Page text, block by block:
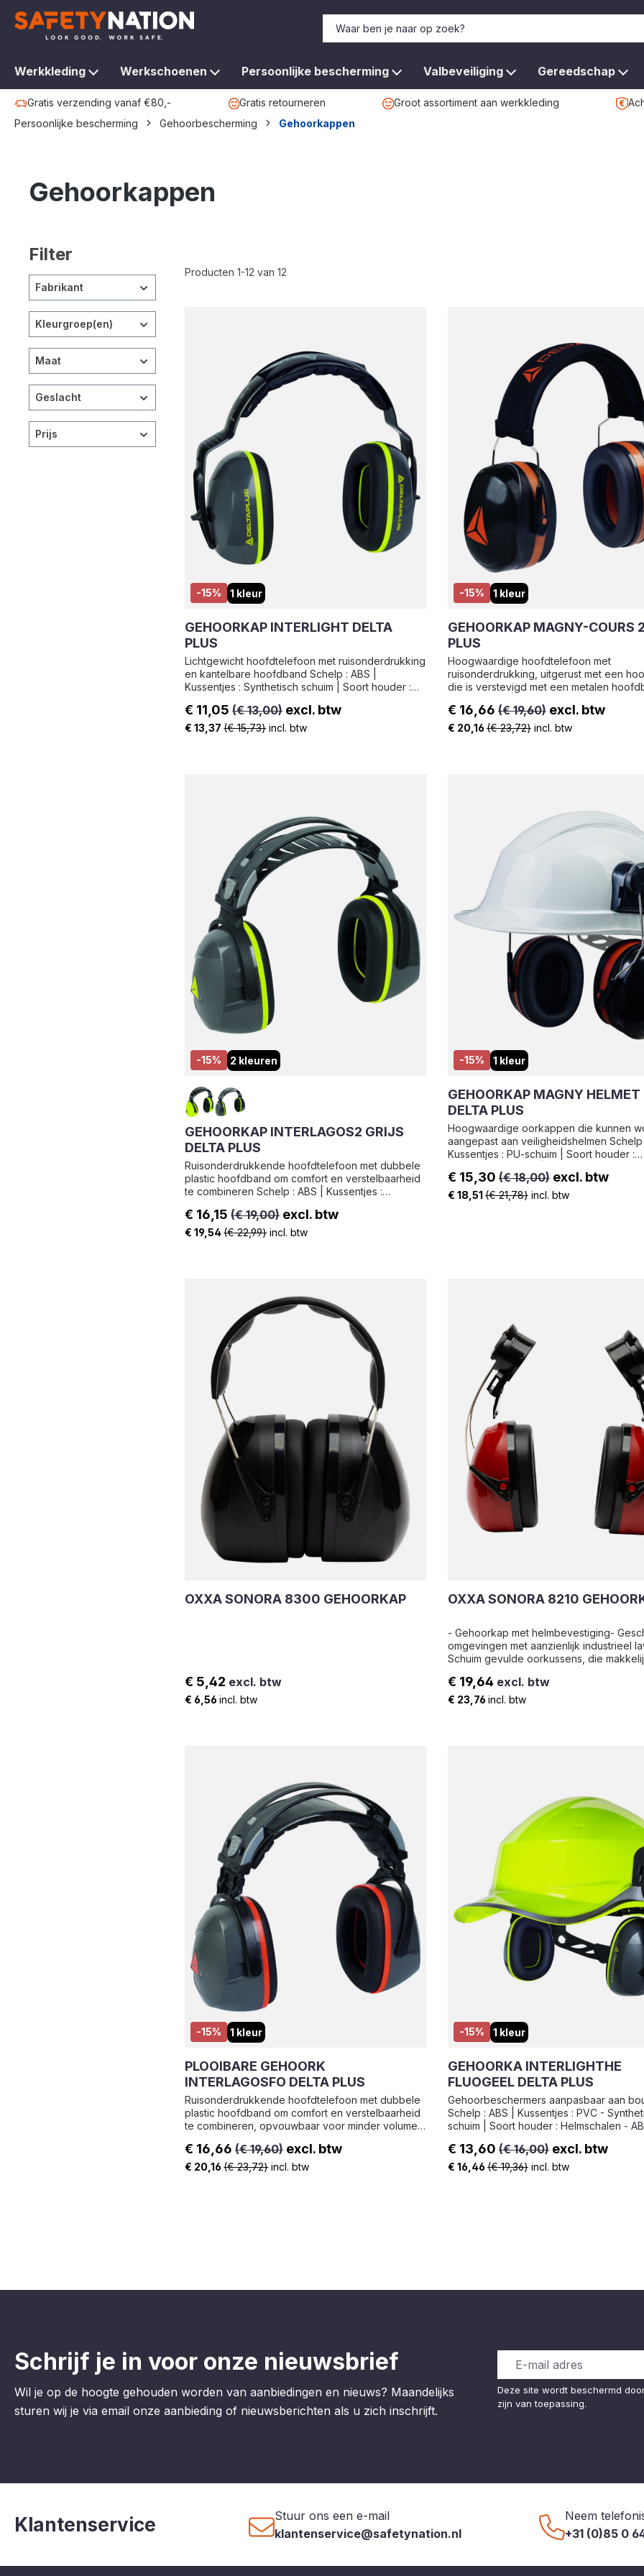
Ga naar de hoofdnavigatie
Werkkleding Werkschoenen Persoonlijke bescherming Valbeveiliging Gereedschap
Gratis verzending vanaf €80,- Gratis retourneren Groot assortiment aan werkkleding
Persoonlijke bescherming
Gehoorbescherming Gehoorkappen
Gehoorkappen
Filter
Fabrikant
Kleurgroep(en)
Maat
Geslacht
Prijs
Producten 1-12 van 12
-15% 1 kleur
GEHOORKAP INTERLIGHT DELTA
PLUS
Lichtgewicht hoofdtelefoon met ruisonderdrukking
en kantelbare hoofdband Schelp : ABS |
Kussentjes : Synthetisch schuim | Soort houder :
Verkoopprijs:
€ 11,05 (€ 13,00) excl. btw
€ 13,37(€ 15,73) incl. btw
-15% 1 kleur
GEHOORKAP MAGNY-COURS
PLUS
Hoogwaardige hoofdtelefoon met
ruisonderdrukking, uitgerust met een
die is verstevigd met een metalen
PU | Soort houder : Hoofdband - ABS |
338 g
Verkoopprijs:
€ 16,66 (€ 19,60) excl. btw
€ 20,16(€ 23,72) incl. btw
-15% 2 kleuren
GEHOORKAP INTERLAGOS2 GRIJS
DELTA PLUS
Ruisonderdrukkende hoofdtelefoon met dubbele
plastic hoofdband om comfort en verstelbaarheid
te combineren Schelp : ABS | Kussentjes :
POM (acetaal) | Gewicht : 286 g
Verkoopprijs:
€ 16,15 (€ 19,00) excl. btw
€ 19,54(€ 22,99) incl. btw
-15% 1 kleur
GEHOORKAP MAGNY HELMET
DELTA PLUS
Hoogwaardige oorkappen die kunnen
aangepast aan veiligheidshelmen Schelp : ABS |
Kussentjes : PU-schuim | Soort houder :
Verkoopprijs:
€ 15,30 (€ 18,00) excl. btw
€ 18,51(€ 21,78) incl. btw
OXXA SONORA 8300 GEHOORKAP
Normale prijs:
€ 5,42 excl. btw
€ 6,56incl. btw
OXXA SONORA 8210
- Gehoorkap met helmbevestiging-
omgevingen met aanzienlijk industrieel
Schuim gevulde oorkussens, die
wordt aanbevolen om elke 6 maandende
oorkussens te vervangen- Goede
Normale prijs:
€ 19,64 excl. btw
€ 23,76 incl. btw
-15% 1 kleur
PLOOIBARE GEHOORK
INTERLAGOSFO DELTA PLUS
Ruisonderdrukkende hoofdtelefoon met dubbele
plastic hoofdband om comfort en verstelbaarheid
te combineren, opvouwbaar voor minder volume
houder : Hoofdband - ABS | Gewicht : 282 g
Verkoopprijs:
€ 16,66 (€ 19,60) excl. btw
€ 20,16(€ 23,72) incl. btw
-15% 1 kleur
GEHOORKA INTERLIGHTHE
FLUOGEEL DELTA PLUS
Gehoorbeschermers aanpasbaar aan
Schelp : ABS | Kussentjes : PVC -
schuim | Soort houder : Helmschalen -
Verkoopprijs:
€ 13,60 (€ 16,00) excl. btw
€ 16,46(€ 19,36) incl. btw
Schrijf je in voor onze nieuwsbrief
Wil je op de hoogte gehouden worden van aanbiedingen en nieuws? Maandelijks
sturen wij je via email onze aanbieding of nieuwsberichten als u zich inschrijft.
Deze site wordt beschermd
zijn van toepassing.
Klantenservice
Stuur ons een e-mail
klantenservice@safetynation.nl
Neem
+31 (0)85 0